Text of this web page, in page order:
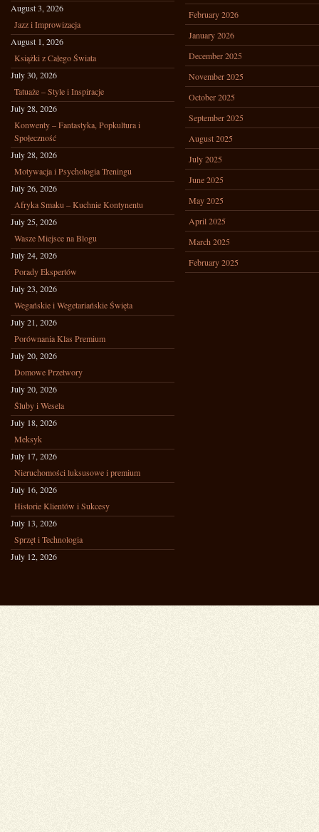
August 3, 2026
Jazz i Improwizacja
August 1, 2026
Książki z Całego Świata
July 30, 2026
Tatuaże – Style i Inspiracje
July 28, 2026
Konwenty – Fantastyka, Popkultura i
Społeczność
July 28, 2026
Motywacja i Psychologia Treningu
July 26, 2026
Afryka Smaku – Kuchnie Kontynentu
July 25, 2026
Wasze Miejsce na Blogu
July 24, 2026
Porady Ekspertów
July 23, 2026
Wegańskie i Wegetariańskie Święta
July 21, 2026
Porównania Klas Premium
July 20, 2026
Domowe Przetwory
July 20, 2026
Śluby i Wesela
July 18, 2026
Meksyk
July 17, 2026
Nieruchomości luksusowe i premium
July 16, 2026
Historie Klientów i Sukcesy
July 13, 2026
Sprzęt i Technologia
July 12, 2026
February 2026
January 2026
December 2025
November 2025
October 2025
September 2025
August 2025
July 2025
June 2025
May 2025
April 2025
March 2025
February 2025